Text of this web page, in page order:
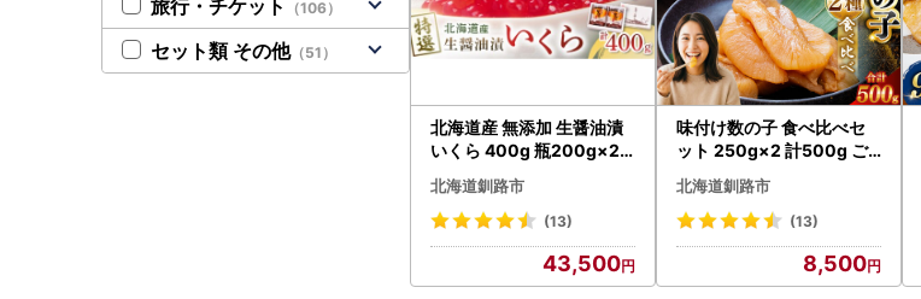
北海道産 無添加 生醤油漬
いくら 400g 瓶200g×2
北海道 釧路市 マルア阿部
商店
北海道釧路市
(13)
43,500
味付け数の子 食べ比べセ
ット 250g×2 計500g ご
はんのお供 海鮮 魚介 マル
ア阿部商店特選
北海道釧路市
(13)
8,500
旅行・チケット （106）
セット類 その他（51）